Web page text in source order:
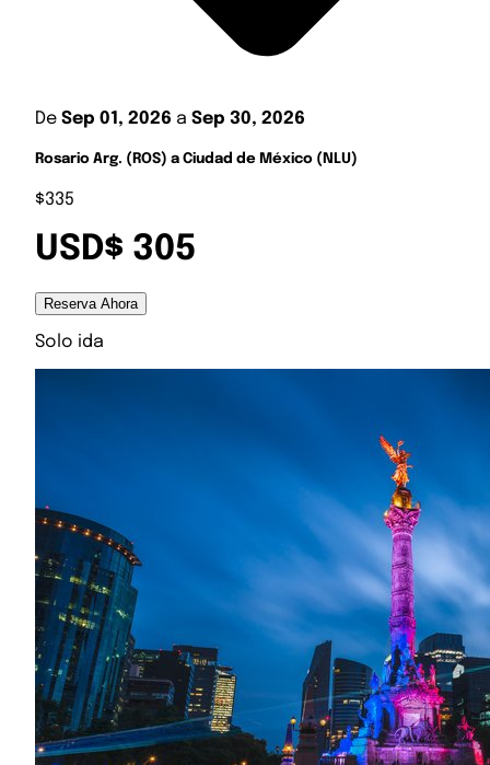
De Sep 01, 2026 a Sep 30, 2026
Rosario Arg. (ROS) a Ciudad de México (NLU)
$335
USD$ 305
Reserva Ahora
Solo ida